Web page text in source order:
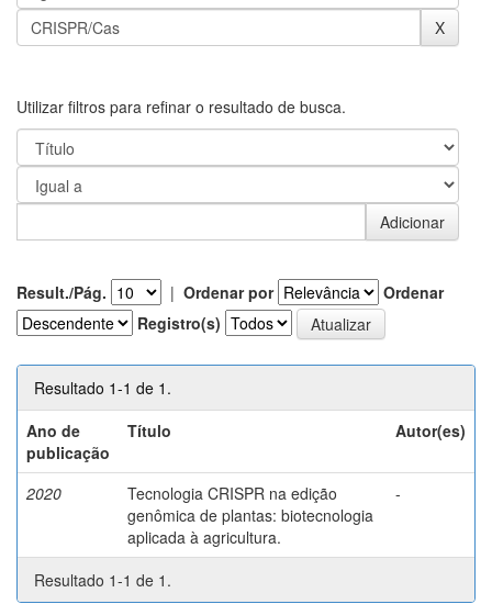
Utilizar filtros para refinar o resultado de busca.
Result./Pág. | Ordenar por
Ordenar
Registro(s)
Resultado 1-1 de 1.
Ano de
publicação
Título Autor(es)
2020
Tecnologia CRISPR na edição
genômica de plantas: biotecnologia
aplicada à agricultura.
-
Resultado 1-1 de 1.